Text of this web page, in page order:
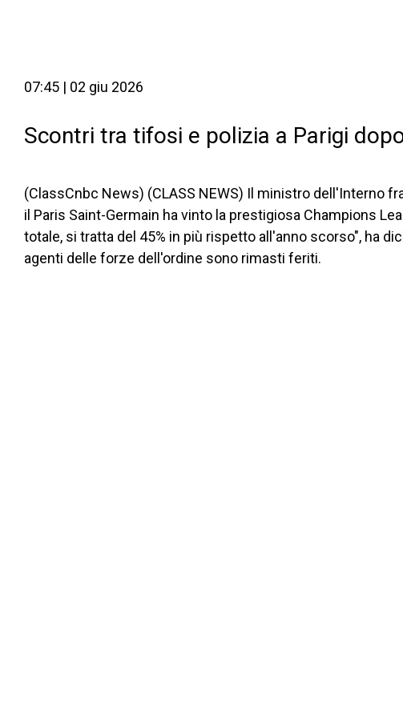
07:45 | 02 giu 2026
Scontri tra tifosi e polizia a Parigi
(ClassCnbc News) (CLASS NEWS) Il ministro dell'Interno
il Paris Saint-Germain ha vinto la prestigiosa Champions
totale, si tratta del 45% in più rispetto all'anno scorso", ha
agenti delle forze dell'ordine sono rimasti feriti.